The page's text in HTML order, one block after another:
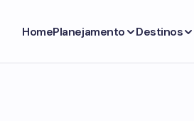
HomePlanejamento Destinos